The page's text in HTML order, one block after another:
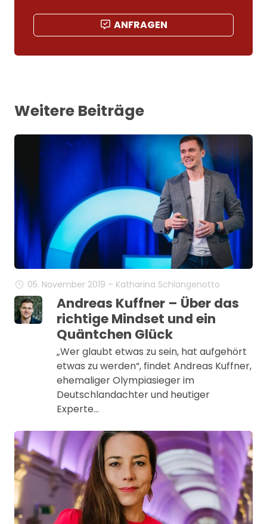
ANFRAGEN
Weitere Beiträge
05. November 2019 – Katharina Schlangenotto
Andreas Kuffner – Über das
richtige Mindset und ein
Quäntchen Glück
„Wer glaubt etwas zu sein, hat aufgehört
etwas zu werden“, findet Andreas Kuffner,
ehemaliger Olympiasieger im
Deutschlandachter und heutiger
Experte…